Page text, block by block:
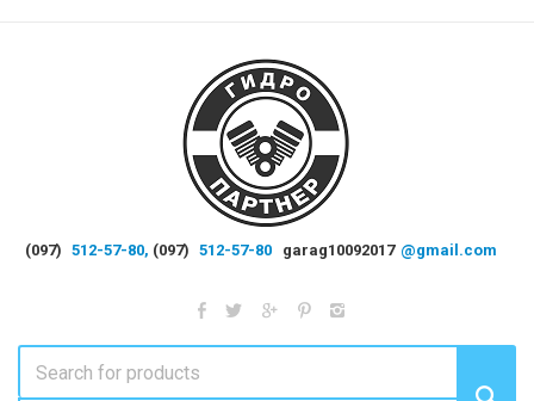
(097) 512-57-80, (097) 512-57-80 garag10092017 @gmail.com